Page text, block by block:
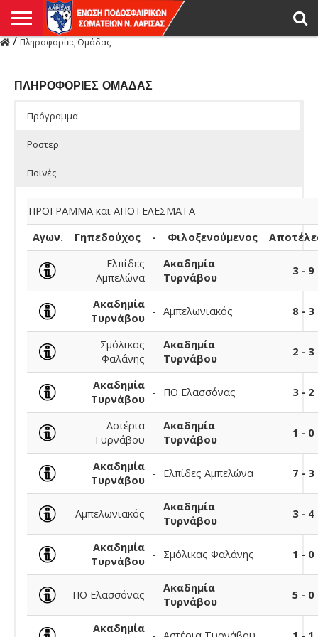
Η
/Πληροφορίες Ομάδας
ΠΛΗΡΟΦΟΡΙΕΣ ΟΜΑΔΑΣ
Πρόγραμμα
Ροστερ
Ποινές
ΠΡΟΓΡΑΜΜΑ και ΑΠΟΤΕΛΕΣΜΑΤΑ
Αγων.
Γηπεδούχος - Φιλοξενούμενος
Ελπίδες
Αμπελώνα
-
Ακαδημία
Τυρνάβου
3 - 9
Ακαδημία
Τυρνάβου
- Αμπελωνιακός 8 - 3
Σμόλικας
Φαλάνης
-
Ακαδημία
Τυρνάβου
2 - 3
Ακαδημία
Τυρνάβου
- ΠΟ Ελασσόνας 3 - 2
Αστέρια
Τυρνάβου
-
Ακαδημία
Τυρνάβου
1 - 0
Ακαδημία
Τυρνάβου
- Ελπίδες Αμπελώνα 7 - 3
Αμπελωνιακός -
Ακαδημία
Τυρνάβου
3 - 4
Ακαδημία
Τυρνάβου
- Σμόλικας Φαλάνης 1 - 0
ΠΟ Ελασσόνας -
Ακαδημία
Τυρνάβου
5 - 0
Ακαδημία